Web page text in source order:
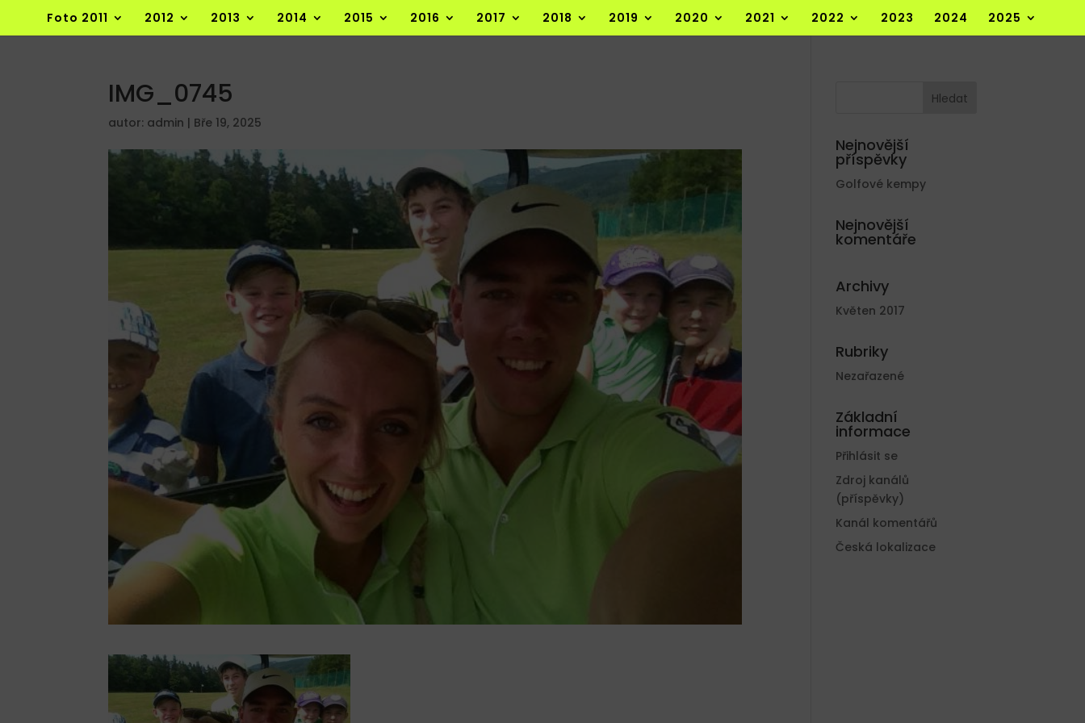
Foto 2011 2012 2013 2014 2015 2016 2017 2018 2019 2020 2021 2022 2023 2024 2025
IMG_0745
autor: admin | Bře 19, 2025
Nejnovější
příspěvky
Golfové kempy
Nejnovější
komentáře
Archivy
Květen 2017
Rubriky
Nezařazené
Základní
informace
Přihlásit se
Zdroj kanálů
(příspěvky)
Kanál komentářů
Česká lokalizace